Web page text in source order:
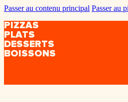
Passer au contenu principal Passer au
PIZZAS
PLATS
DESSERTS
BOISSONS